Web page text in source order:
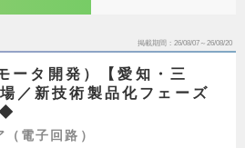
掲載期間 26/08/07～26/08/20
ータ開発）【愛知・三
／新技術製品化フェーズ
◆
電子回路）